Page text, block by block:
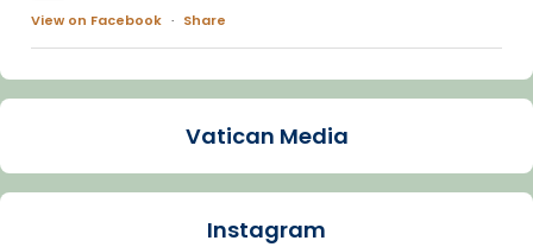
View on Facebook · Share
Arquebisbat de Barcelona
La Carmina va patir depressió. Fa gairebé
dos mesos, a l'Estadi Lluís Companys, la
Vatican Media
Instagram